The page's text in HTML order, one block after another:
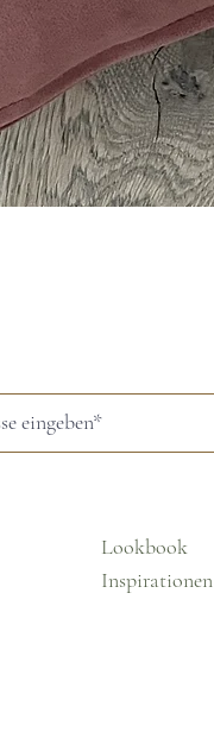
Lookbook
Inspirationen